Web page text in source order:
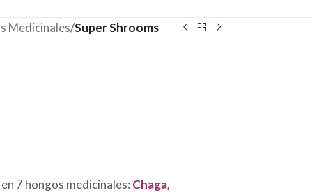
Medicinales/Super Shrooms
7 hongos medicinales: Chaga,